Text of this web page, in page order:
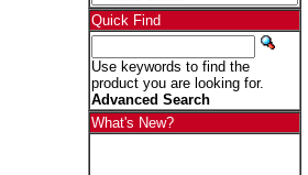
Quick Find
Use keywords to find the
product you are looking for.
Advanced Search
What's New?